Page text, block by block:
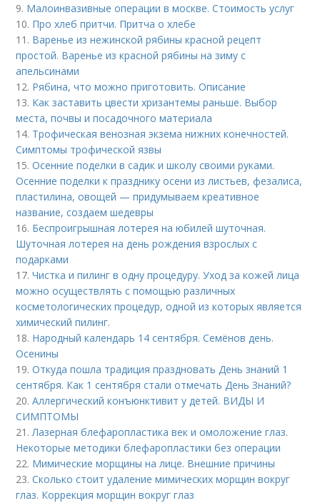
9. Малоинвазивные операции в москве. Стоимость услуг
10. Про хлеб притчи. Притча о хлебе
11. Варенье из нежинской рябины красной рецепт
простой. Варенье из красной рябины на зиму с
апельсинами
12. Рябина, что можно приготовить. Описание
13. Как заставить цвести хризантемы раньше. Выбор
места, почвы и посадочного материала
14. Трофическая венозная экзема нижних конечностей.
Симптомы трофической язвы
15.Осенние поделки в садик и школу своими руками.
Осенние поделки к празднику осени из листьев, фезалиса,
пластилина, овощей — придумываем креативное
название, создаем шедевры
16. Беспроигрышная лотерея на юбилей шуточная.
Шуточная лотерея на день рождения взрослых с
подарками
17.Чистка и пилинг в одну процедуру. Уход за кожей лица
можно осуществлять с помощью различных
косметологических процедур, одной из которых является
химический пилинг.
18. Народный календарь 14 сентября. Семёнов день.
Осенины
19.Откуда пошла традиция праздновать День знаний 1
сентября. Как 1 сентября стали отмечать День Знаний?
20.Аллергический конъюнктивит у детей. ВИДЫ И
СИМПТОМЫ
21.Лазерная блефаропластика век и омоложение глаз.
Некоторые методики блефаропластики без операции
22. Мимические морщины на лице. Внешние причины
23.Сколько стоит удаление мимических морщин вокруг
глаз. Коррекция морщин вокруг глаз